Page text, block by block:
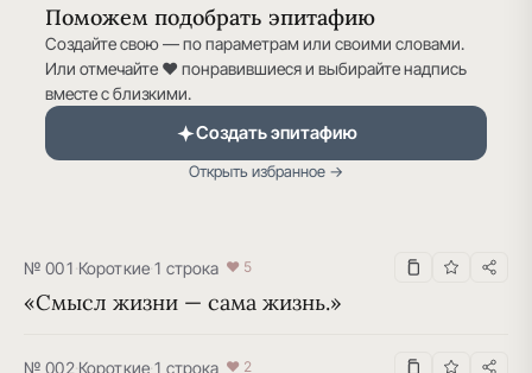
Поможем подобрать эпитафию
Создайте свою — по параметрам или своими словами.
Или отмечайте ♥ понравившиеся и выбирайте надпись
вместе с близкими.
Создать эпитафию
Открыть избранное →
№ 001·Короткие·1 строка ♥ 5
«Смысл жизни — сама жизнь.»
№ 002·Короткие·1 строка ♥ 2